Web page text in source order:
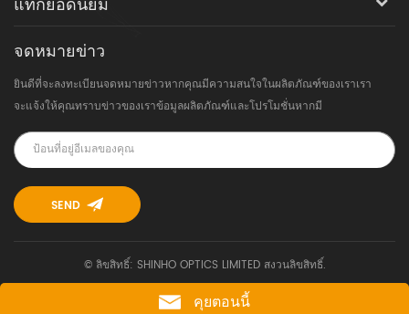
จดหมายข่าว
ยินดีที่จะลงทะเบียนจดหมายข่าวหากคุณมีความสนใจในผลิตภัณฑ์ของเราเรา
จะแจ้งให้คุณทราบข่าวของเราข้อมูลผลิตภัณฑ์และโปรโมชั่นหากมี
© ลิขสิทธิ์: SHINHO OPTICS LIMITED สงวนลิขสิทธิ์.
คุยตอนนี้